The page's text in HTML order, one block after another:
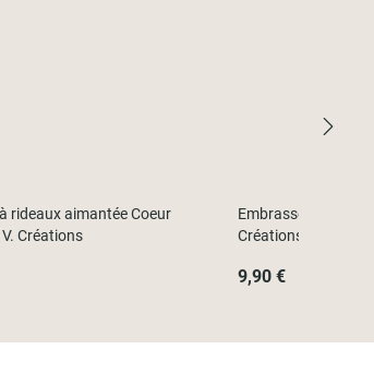
rideaux aimantée Coeur
Créations
Embrasse à rideaux
Créations
9,90 €